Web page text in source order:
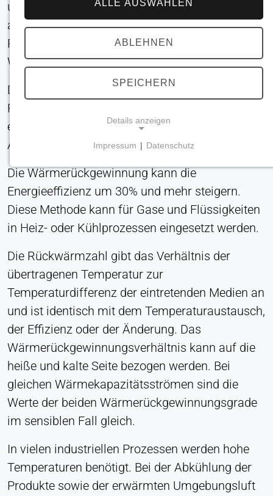
und -aufnahme, reicht ein Wärmetauscher aus;
andernfalls ist ein Wärmespeicher, z. B. ein
Regenerator, zur kurzfristigen
Wärmespeicherung erforderlich.
Das Ziel der Wärmerückgewinnung ist es, den
Primärenergiebedarf zu minimieren. Neben dem
energetischen Bedarf werden auch ökologische
Anforderungen erfüllt.
Die Wärmerückgewinnung kann die
Energieeffizienz um 30% und mehr steigern.
Diese Methode kann für Gase und Flüssigkeiten
in Heiz- oder Kühlprozessen eingesetzt werden.
Die Rückwärmzahl gibt das Verhältnis der
übertragenen Temperatur zur
Temperaturdifferenz der eintretenden Medien an
und ist identisch mit dem Temperaturaustausch,
der Effizienz oder der Änderung. Das
Wärmerückgewinnungsverhältnis kann auf die
heiße und kalte Seite bezogen werden. Bei
gleichen Wärmekapazitätsströmen sind die
Werte der beiden Wärmerückgewinnungsgrade
im sensiblen Fall gleich.
In vielen industriellen Prozessen werden hohe
Temperaturen benötigt. Bei der Abkühlung der
Produkte sowie der erwärmten Umgebungsluft
ALLE AUSWÄHLEN
ABLEHNEN
SPEICHERN
Details anzeigen
Erforderlich für Kernfunktionen der Website wie
Navigation und Speicherung von
Datenschutzeinstellungen. Diese Cookies können
Name:
Anbieter:
Heat Transfer Technology
Zweck:
Speichert Ihre Datenschutzeinstellungen
Cookie Laufzeit:
STATISTIK
Wird verwendet, um zu verstehen, wie die Website
genutzt wird, und um die Leistung und
Benutzerfreundlichkeit zu verbessern. Die Daten
Impressum | Datenschutz